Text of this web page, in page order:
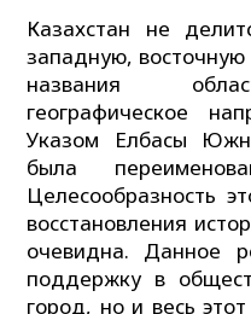
Казахстан не
западную,
названия
географическое
Указом Елбасы
была
Целесообразность
восстановления
очевидна. Данное
поддержку в
город, но и весь